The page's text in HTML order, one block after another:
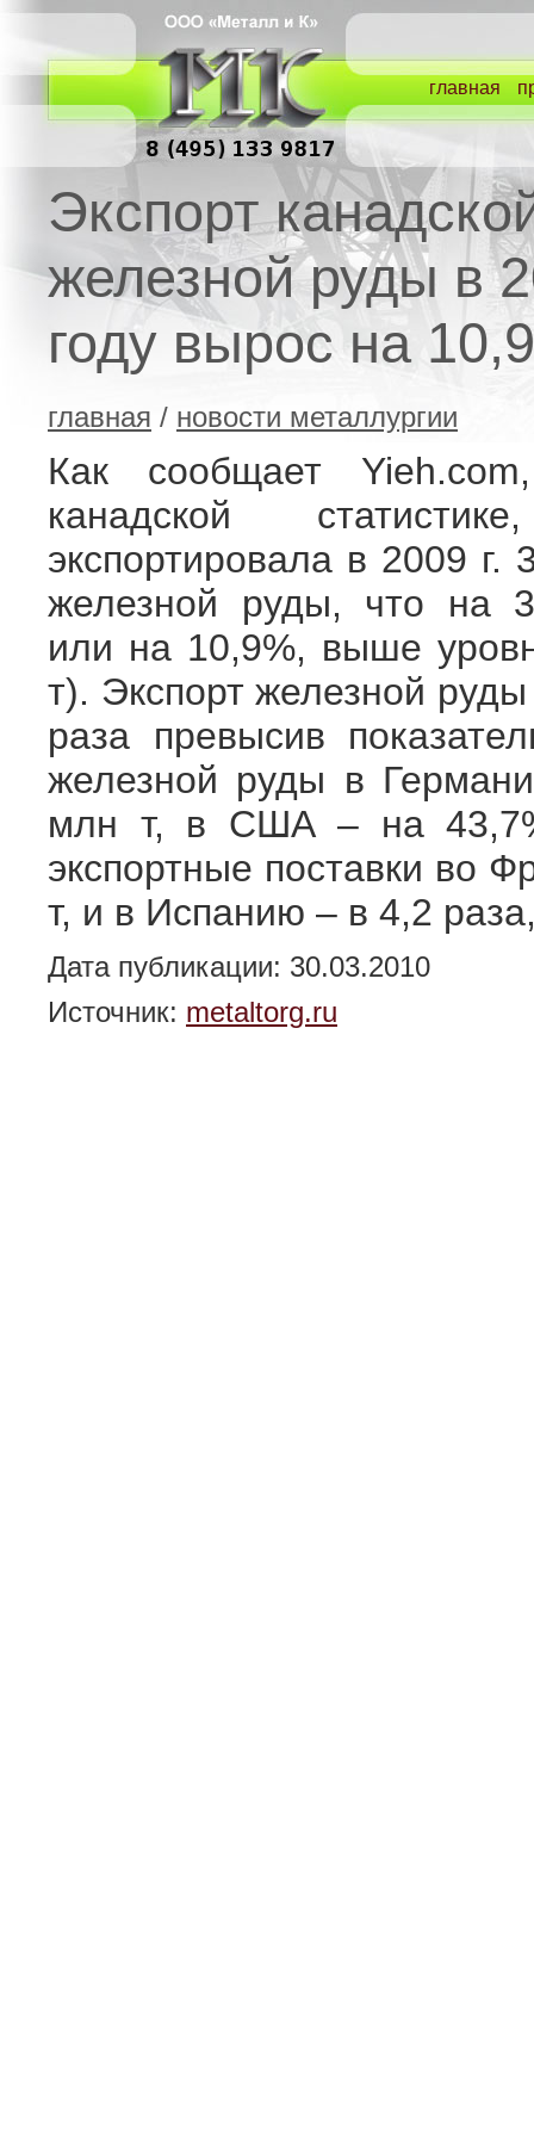
главная
Экспорт
железной руды в
году вырос на
главная / новости металлургии
Как сообщает
канадской
экспортировала в 2009 г.
железной руды, что на
или на 10,9%, выше
т). Экспорт железной
раза превысив
железной руды в
млн т, в США – на
экспортные поставки во
т, и в Испанию – в 4,2
Дата публикации: 30.03.2010
Источник: metaltorg.ru